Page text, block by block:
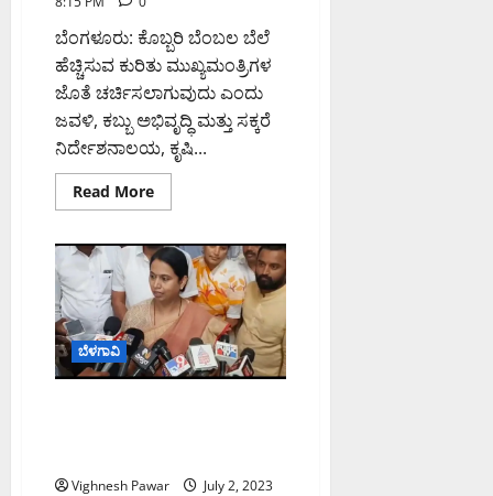
ಬೆಂಗಳೂರು: ಕೊಬ್ಬರಿ ಬೆಂಬಲ ಬೆಲೆ
ಹೆಚ್ಚಿಸುವ ಕುರಿತು ಮುಖ್ಯಮಂತ್ರಿಗಳ
ಜೊತೆ ಚರ್ಚಿಸಲಾಗುವುದು ಎಂದು
ಜವಳಿ, ಕಬ್ಬು ಅಭಿವೃದ್ಧಿ ಮತ್ತು ಸಕ್ಕರೆ
ನಿರ್ದೇಶನಾಲಯ, ಕೃಷಿ...
Read MoreRead
more
ಬೆಂಬಲ
ಬೆಲೆ
ಹೆಚ್ಚುಸುವ
ಕುರಿತು
ಮುಖ್ಯಮಂತ್ರಿಗಳ
ಜೊತೆ
ಚರ್ಚೆ
–
ಸಚಿವ
ಬೆಳಗಾವಿ
Vighnesh Pawar
July 2, 2023